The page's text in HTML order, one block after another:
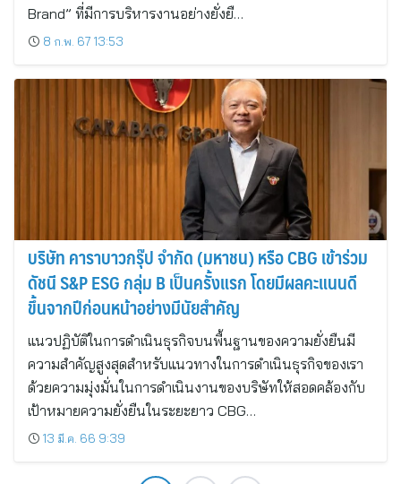
Brand” ที่มีการบริหารงานอย่างยั่งยื…
8 ก.พ. 67 13:53
บริษัท คาราบาวกรุ๊ป จำกัด (มหาชน) หรือ CBG เข้าร่วม
ดัชนี S&P ESG กลุ่ม B เป็นครั้งแรก โดยมีผลคะแนนดี
ขึ้นจากปีก่อนหน้าอย่างมีนัยสำคัญ
แนวปฏิบัติในการดำเนินธุรกิจบนพื้นฐานของความยั่งยืนมี
ความสำคัญสูงสุดสำหรับแนวทางในการดำเนินธุรกิจของเรา
ด้วยความมุ่งมั่นในการดำเนินงานของบริษัทให้สอดคล้องกับ
เป้าหมายความยั่งยืนในระยะยาว CBG…
13 มี.ค. 66 9:39